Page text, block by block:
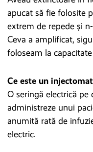
apucat să fie folosite
extrem de repede și
Ceva a amplificat,
foloseam la
Ce este un
O seringă electrică pe
administreze unui
anumită rată de
electric.